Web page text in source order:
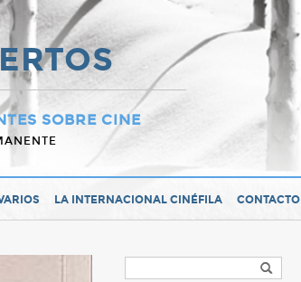
SOBRE CINE
LA INTERNACIONAL CINÉFILA CONTACTO